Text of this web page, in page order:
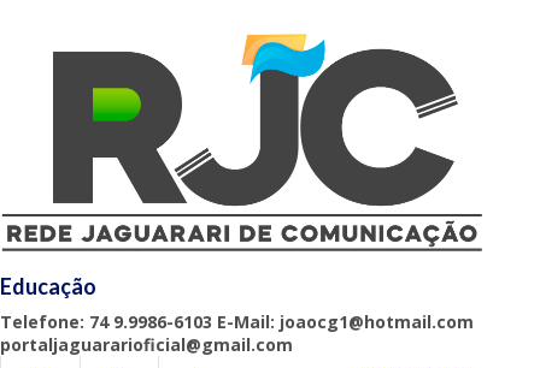
Educação
Telefone: 74 9.9986-6103 E-Mail: joaocg1@hotmail.com
portaljaguararioficial@gmail.com